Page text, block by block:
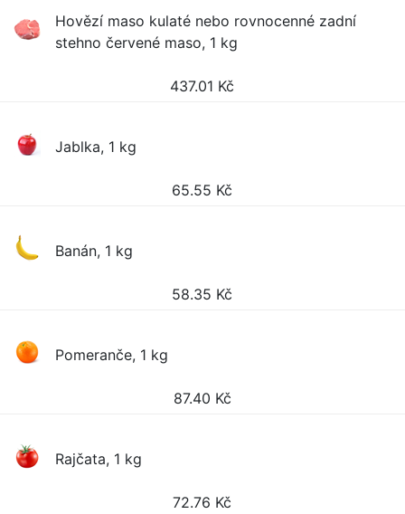
Hovězí maso kulaté nebo rovnocenné zadní
stehno červené maso, 1 kg
437.01 Kč
Jablka, 1 kg
65.55 Kč
Banán, 1 kg
58.35 Kč
Pomeranče, 1 kg
87.40 Kč
Rajčata, 1 kg
72.76 Kč